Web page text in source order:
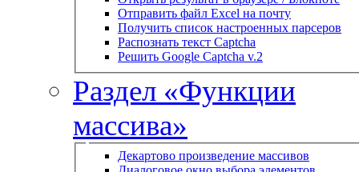
Отправить файл Excel на почту
Получить список настроенных парсеров
Распознать текст Captcha
Решить Google Captcha v.2
Раздел «Функции
массива»
Декартово произведение массивов